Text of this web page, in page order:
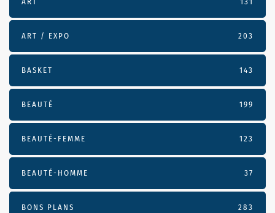
ART / EXPO 203
BASKET 143
BEAUTÉ 199
BEAUTÉ-FEMME 123
BEAUTÉ-HOMME 37
BONS PLANS 283